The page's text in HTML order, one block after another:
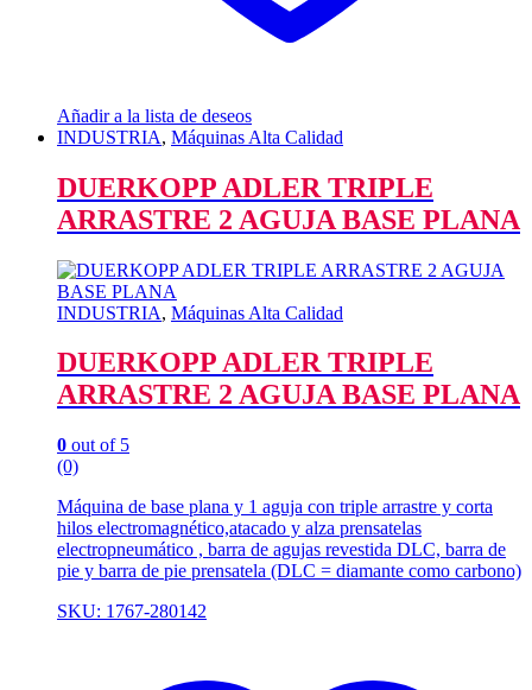
Añadir a la lista de deseos
INDUSTRIA, Máquinas Alta Calidad
DUERKOPP ADLER TRIPLE
ARRASTRE 2 AGUJA BASE PLANA
INDUSTRIA, Máquinas Alta Calidad
DUERKOPP ADLER TRIPLE
ARRASTRE 2 AGUJA BASE PLANA
0 out of 5
(0)
Máquina de base plana y 1 aguja con triple arrastre y corta
hilos electromagnético,atacado y alza prensatelas
electropneumático , barra de agujas revestida DLC, barra de
pie y barra de pie prensatela (DLC = diamante como carbono)
SKU: 1767-280142